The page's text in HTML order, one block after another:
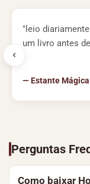
"leio
um livro antes
— Estante Mágica
Perguntas
Como baixar